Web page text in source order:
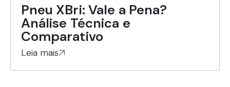
Pneu XBri: Vale a Pena?
Análise Técnica e
Comparativo
Leia mais